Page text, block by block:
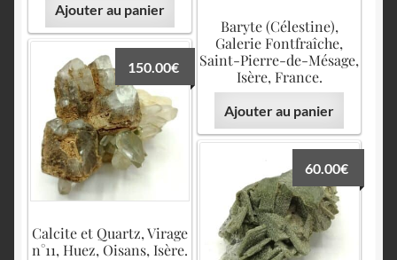
Ajouter au panier
Baryte (Célestine),
Galerie Fontfraîche,
Saint-Pierre-de-Mésage,
Isère, France.
Ajouter au panier
Calcite et Quartz, Virage
n°11, Huez, Oisans, Isère.
150.00€
60.00€